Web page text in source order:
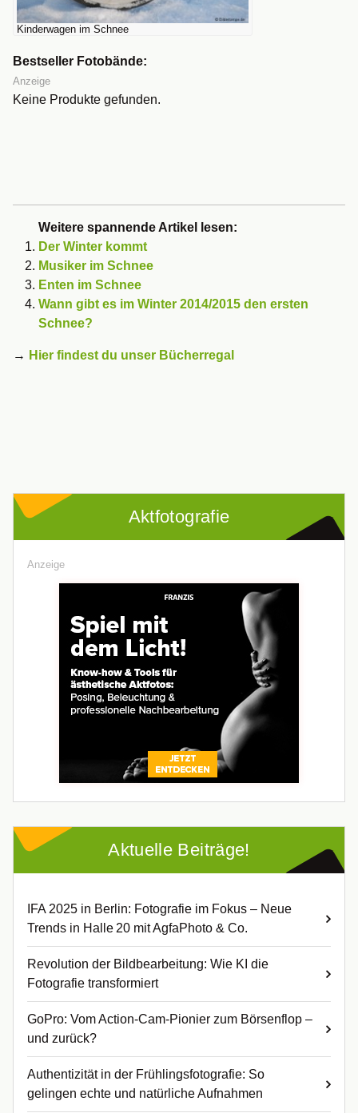
Kinderwagen im Schnee
Bestseller Fotobände:
Anzeige
Keine Produkte gefunden.
Weitere spannende Artikel lesen:
Der Winter kommt
Musiker im Schnee
Enten im Schnee
Wann gibt es im Winter 2014/2015 den ersten
Schnee?
→ Hier findest du unser Bücherregal
Aktfotografie
Anzeige
Aktuelle Beiträge!
IFA 2025 in Berlin: Fotografie im Fokus – Neue
Trends in Halle 20 mit AgfaPhoto & Co.
Revolution der Bildbearbeitung: Wie KI die
Fotografie transformiert
GoPro: Vom Action-Cam-Pionier zum Börsenflop –
und zurück?
Authentizität in der Frühlingsfotografie: So
gelingen echte und natürliche Aufnahmen